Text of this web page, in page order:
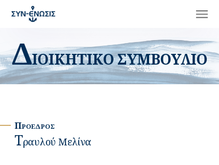
ΔΙΟΙΚΗΤΙΚΟ ΣΥΜΒΟΥΛΙΟ
Προεδρος
TΡαυλού Μελίνα